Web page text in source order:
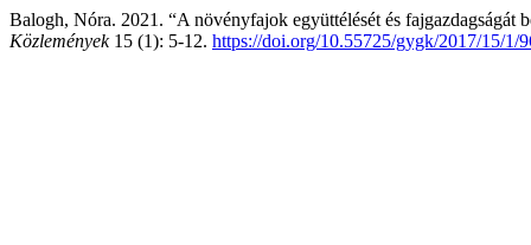
Balogh, Nóra. 2021. “A növényfajok együttélését és
Közlemények15 (1): 5-12. https://doi.org/10.55725/gygk/2017/15/1/